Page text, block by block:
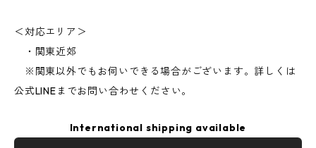
＜対応エリア＞
・関東近郊
※関東以外でもお伺いできる場合がございます。詳しくは
公式LINEまでお問い合わせください。
International shipping available